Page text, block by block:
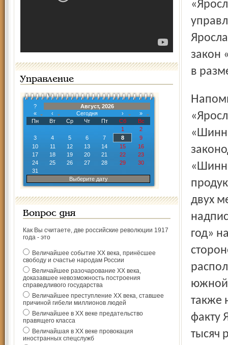
Управление
?
Август, 2026
«
‹ Сегодня ›
»
Пн
Вт Ср Чт Пт Сб
Вс
1
2
3
4 5 6 7 8
9
10
11 12 13 14 15
16
17
18 19 20 21 22
23
24
25 26 27 28 29
30
31
Выберите дату
Вопрос дня
Как Вы считаете, две российские революции 1917
года - это
Величайшее событие ХХ века, принёсшее
свободу и счастье народам России
Величайшее разочарование ХХ века,
доказавшее невозможность построения
справедливого государства
Величайшее преступление ХХ века, ставшее
причиной гибели миллионов людей
Величайшее в ХХ веке предательство
правящего класса
Величайшая в ХХ веке провокация
иностранных спецслужб
закон
в
Напомним, Ярославское УФАС России признало ОАО «ЛВЗ
двух
год»
южной
также
факту
тысяч